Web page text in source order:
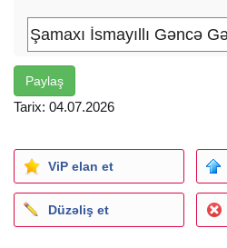
✓Qiymətə daxildir:
- Komfortlu nəqliyyat
- Peşəkar tur rəhbəri
- GIS hotelde yerləşmə
✓OtelXidmətləri: Hovuz • Gym
diskoteka, basketball ve futbol
• Toplanış: 06:30 - Gənclik m/s
• Çıxış: 07:00 Bakıya qayıdış:
Paylaş
Tarix: 04.07.2026
ViP elan et
Düzəliş et